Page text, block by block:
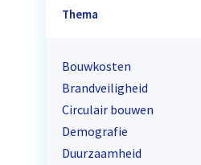
Thema
Bouwkosten
Brandveiligheid
Circulair bouwen
Demografie
Duurzaamheid